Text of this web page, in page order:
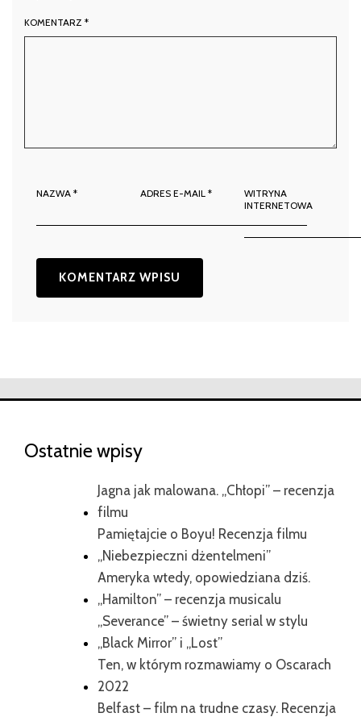
KOMENTARZ *
NAZWA * ADRES E-MAIL*
WITRYNA
INTERNETOWA
Ostatnie wpisy
Jagna jak malowana. „Chłopi” – recenzja
filmu
Pamiętajcie o Boyu! Recenzja filmu
„Niebezpieczni dżentelmeni”
Ameryka wtedy, opowiedziana dziś.
„Hamilton” – recenzja musicalu
„Severance” – świetny serial w stylu
„Black Mirror” i „Lost”
Ten, w którym rozmawiamy o Oscarach
2022
Belfast – film na trudne czasy. Recenzja